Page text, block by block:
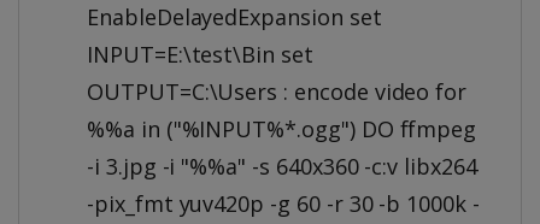
EnableDelayedExpansion set
INPUT=E:\test\Bin set
OUTPUT=C:\Users : encode video for
%%a in ("%INPUT%*.ogg") DO ffmpeg
-i 3.jpg -i "%%a" -s 640x360 -c:v libx264
-pix_fmt yuv420p -g 60 -r 30 -b 1000k -